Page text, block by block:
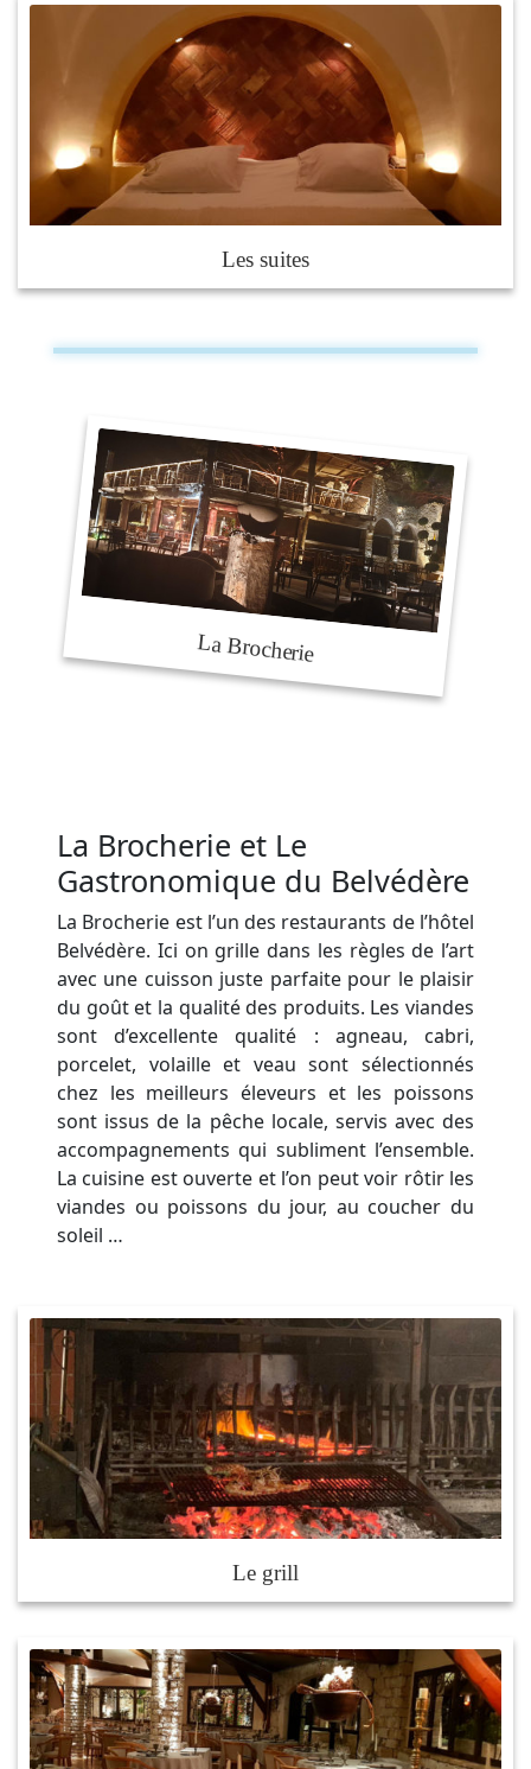
La Brocherie et Le
Gastronomique du Belvédère
La Brocherie est l’un des restaurants de l’hôtel
Belvédère. Ici on grille dans les règles de l’art
avec une cuisson juste parfaite pour le plaisir
du goût et la qualité des produits. Les viandes
sont d’excellente qualité : agneau, cabri,
porcelet, volaille et veau sont sélectionnés
chez les meilleurs éleveurs et les poissons
sont issus de la pêche locale, servis avec des
accompagnements qui subliment l’ensemble.
La cuisine est ouverte et l’on peut voir rôtir les
viandes ou poissons du jour, au coucher du
soleil …